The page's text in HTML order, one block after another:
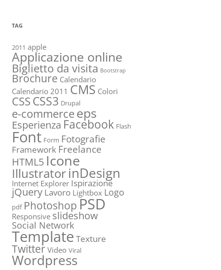
TAG
2011 apple
Applicazione online
Biglietto da visita Bootstrap
Brochure Calendario
Calendario 2011 CMS Colori
CSSCSS3 Drupal
e-commerceeps
Esperienza Facebook Flash
Font Form Fotografie
Framework Freelance
HTML5 Icone
IllustratorinDesign
Internet Explorer Ispirazione
jQuery Lavoro Lightbox Logo
pdf PhotoshopPSD
Responsive slideshow
Social Network
Template Texture
TwitterVideo Viral
Wordpress